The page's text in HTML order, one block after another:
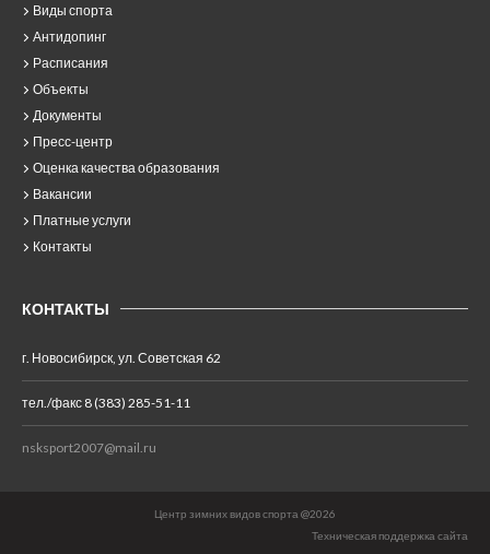
Виды спорта
Антидопинг
Расписания
Объекты
Документы
Пресс-центр
Оценка качества образования
Вакансии
Платные услуги
Контакты
КОНТАКТЫ
г. Новосибирск, ул. Советская 62
тел./факс 8 (383) 285-51-11
nsksport2007@mail.ru
Центр зимних видов спорта @2026
Техническая поддержка сайта